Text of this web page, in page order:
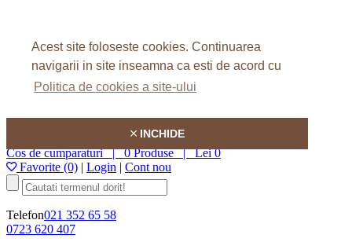
Acest site foloseste cookies. Continuarea
navigarii in site inseamna ca esti de acord cu
Politica de cookies a site-ului
INCHIDE
FAQ
Articole
Contact
Hatson
Cos de cumparaturi |0 Produse|Lei 0
Favorite (0) | Login | Cont nou
Telefon021 352 65 58
0723 620 407